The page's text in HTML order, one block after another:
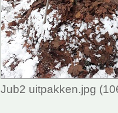
Jub2 uitpakken.jpg